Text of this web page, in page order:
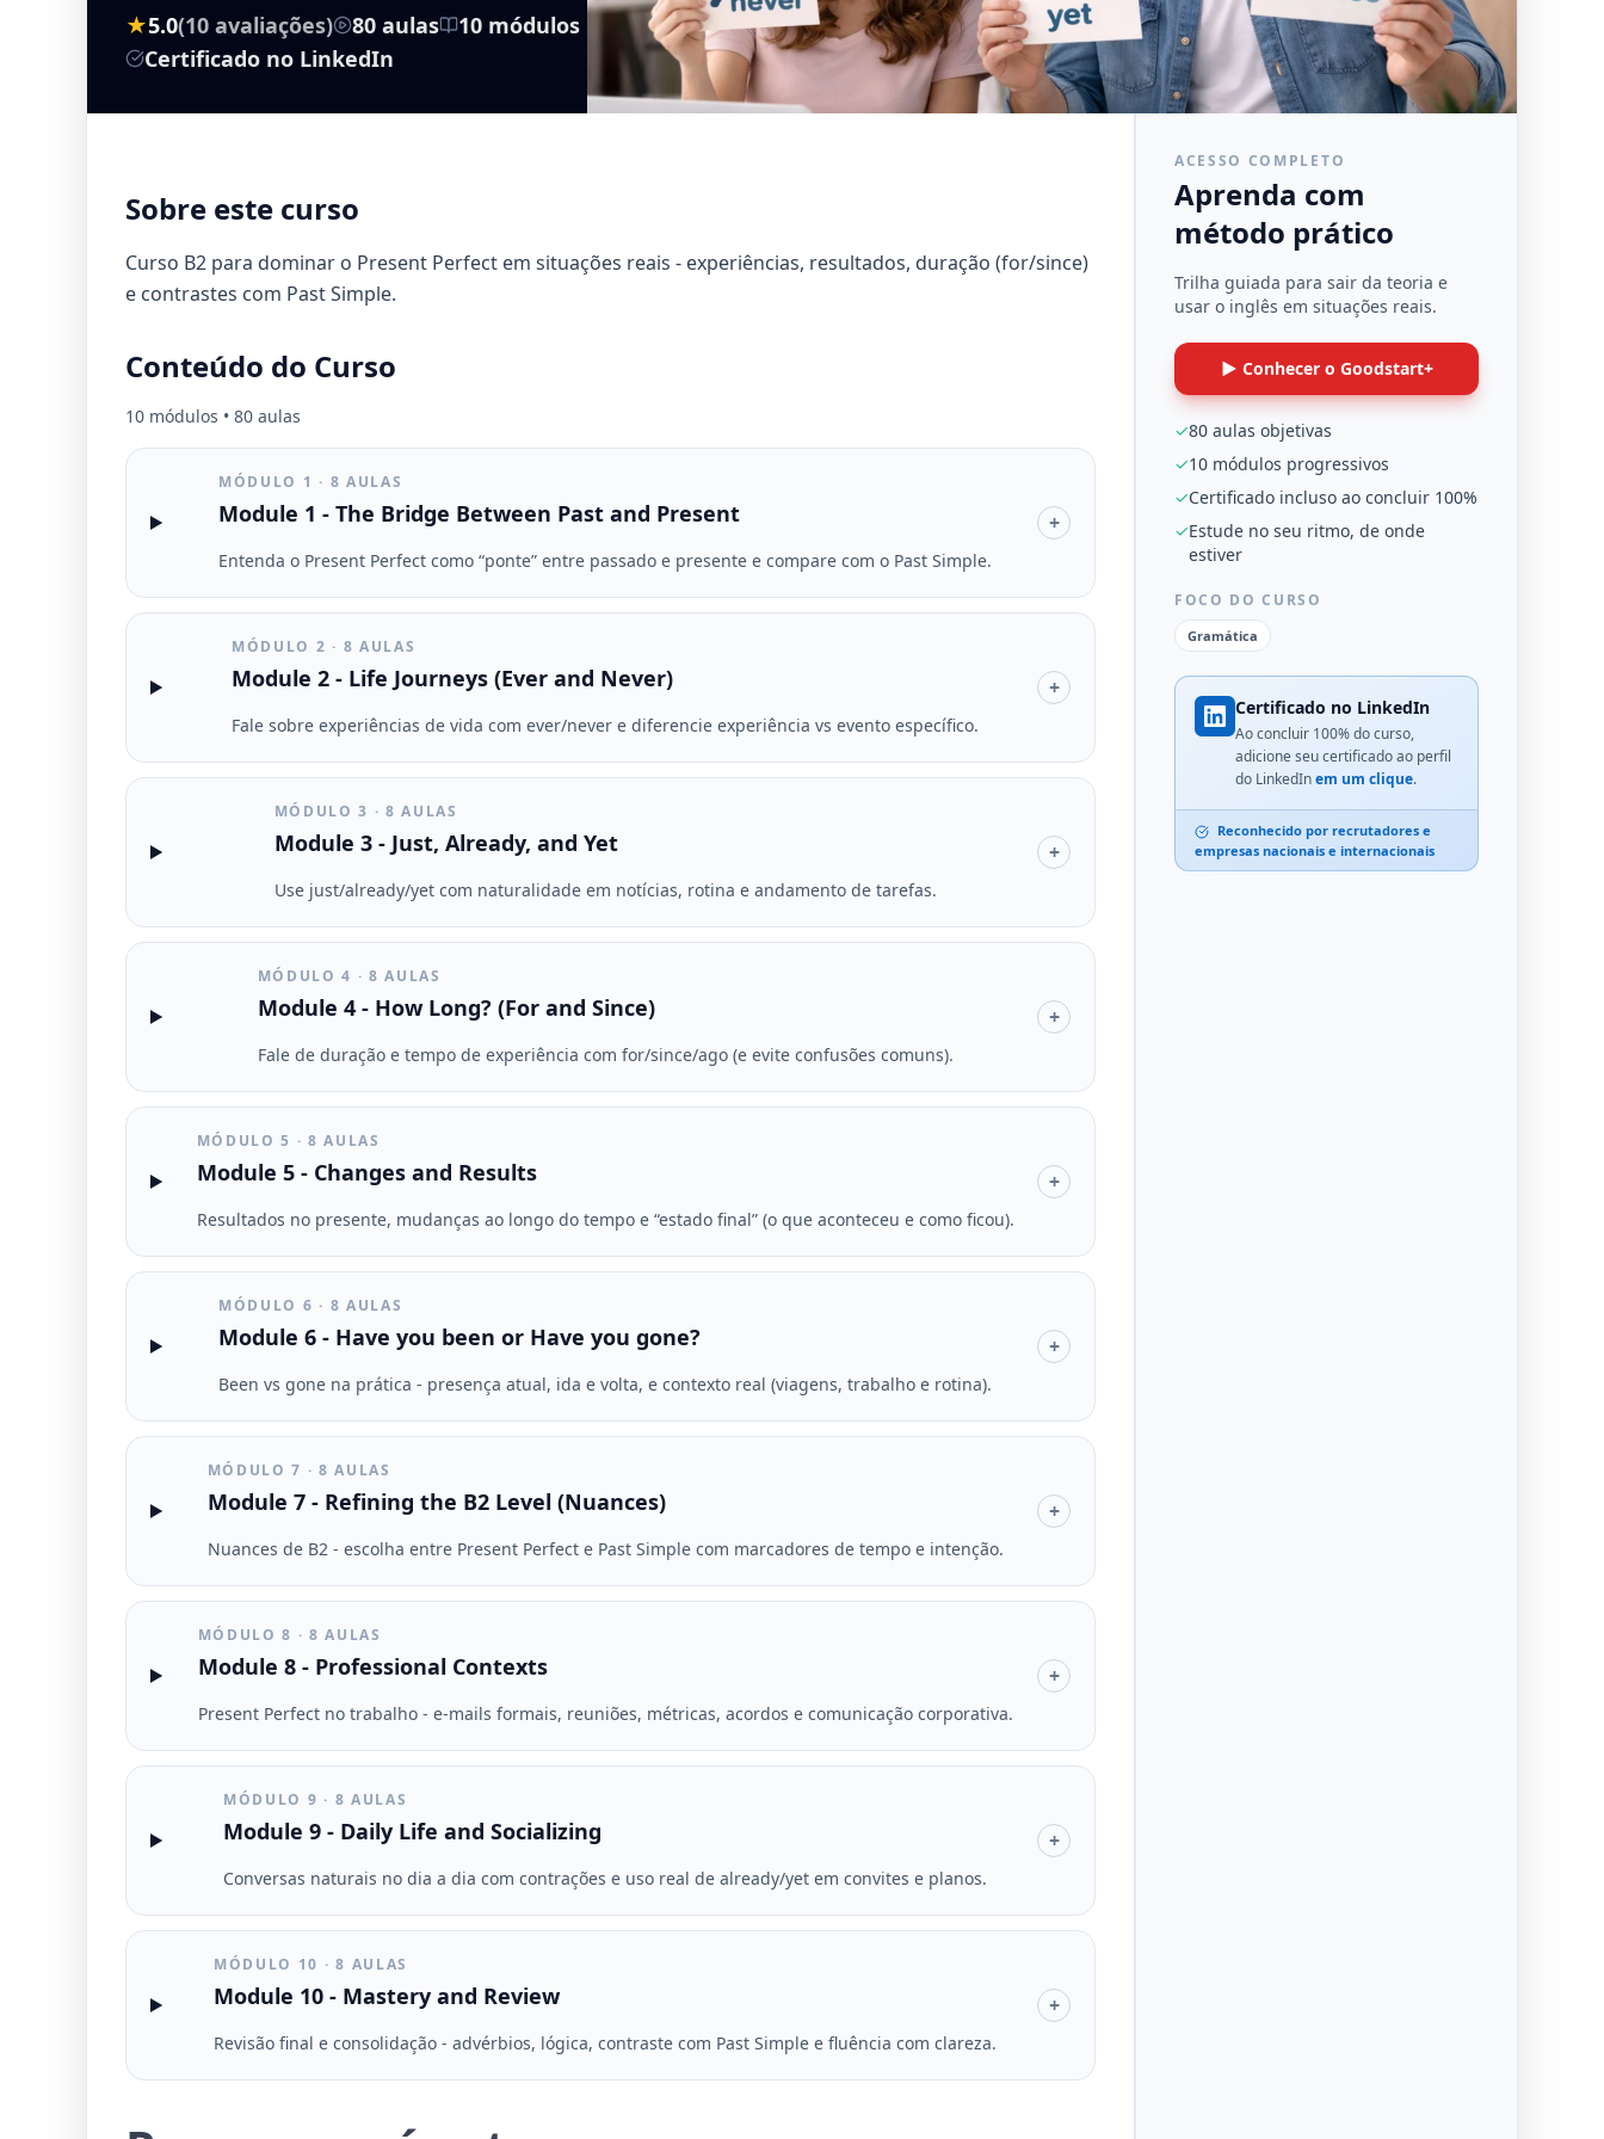
★5.0(10 avaliações) 80 aulas
10 módulos
Certificado no LinkedIn
Sobre este curso
Curso B2 para dominar o Present Perfect em situações reais - experiências, resultados, duração (for/since)
e contrastes com Past Simple.
Conteúdo do Curso
10 módulos • 80 aulas
MÓDULO 1 · 8 AULAS
Module 1 - The Bridge Between Past and Present
Entenda o Present Perfect como “ponte” entre passado e presente e compare com o Past Simple.
+
MÓDULO 2 · 8 AULAS
Module 2 - Life Journeys (Ever and Never)
Fale sobre experiências de vida com ever/never e diferencie experiência vs evento específico.
+
MÓDULO 3 · 8 AULAS
Module 3 - Just, Already, and Yet
Use just/already/yet com naturalidade em notícias, rotina e andamento de tarefas.
+
MÓDULO 4 · 8 AULAS
Module 4 - How Long? (For and Since)
Fale de duração e tempo de experiência com for/since/ago (e evite confusões comuns).
+
MÓDULO 5 · 8 AULAS
Module 5 - Changes and Results
Resultados no presente, mudanças ao longo do tempo e “estado final” (o que aconteceu e como ficou).
+
MÓDULO 6 · 8 AULAS
Module 6 - Have you been or Have you gone?
Been vs gone na prática - presença atual, ida e volta, e contexto real (viagens, trabalho e rotina).
+
MÓDULO 7 · 8 AULAS
Module 7 - Refining the B2 Level (Nuances)
Nuances de B2 - escolha entre Present Perfect e Past Simple com marcadores de tempo e intenção.
+
MÓDULO 8 · 8 AULAS
Module 8 - Professional Contexts
Present Perfect no trabalho - e-mails formais, reuniões, métricas, acordos e comunicação corporativa.
+
MÓDULO 9 · 8 AULAS
Module 9 - Daily Life and Socializing
Conversas naturais no dia a dia com contrações e uso real de already/yet em convites e planos.
+
MÓDULO 10 · 8 AULAS
Module 10 - Mastery and Review
Revisão final e consolidação - advérbios, lógica, contraste com Past Simple e fluência com clareza.
+
ACESSO COMPLETO
Aprenda com
método prático
Trilha guiada para sair da teoria e
usar o inglês em situações reais.
▶ Conhecer o Goodstart+
✓80 aulas objetivas
✓10 módulos progressivos
✓Certificado incluso ao concluir 100%
✓Estude no seu ritmo, de onde
estiver
FOCO DO CURSO
Gramática
Certificado no LinkedIn
Ao concluir 100% do curso,
adicione seu certificado ao perfil
do LinkedInem um clique.
Reconhecido por recrutadores e
empresas nacionais e internacionais